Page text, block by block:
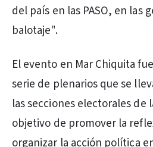
del país en las PASO, en las
balotaje".
El evento en Mar Chiquita
serie de plenarios que se
las secciones electorales de
objetivo de promover la
organizar la acción política